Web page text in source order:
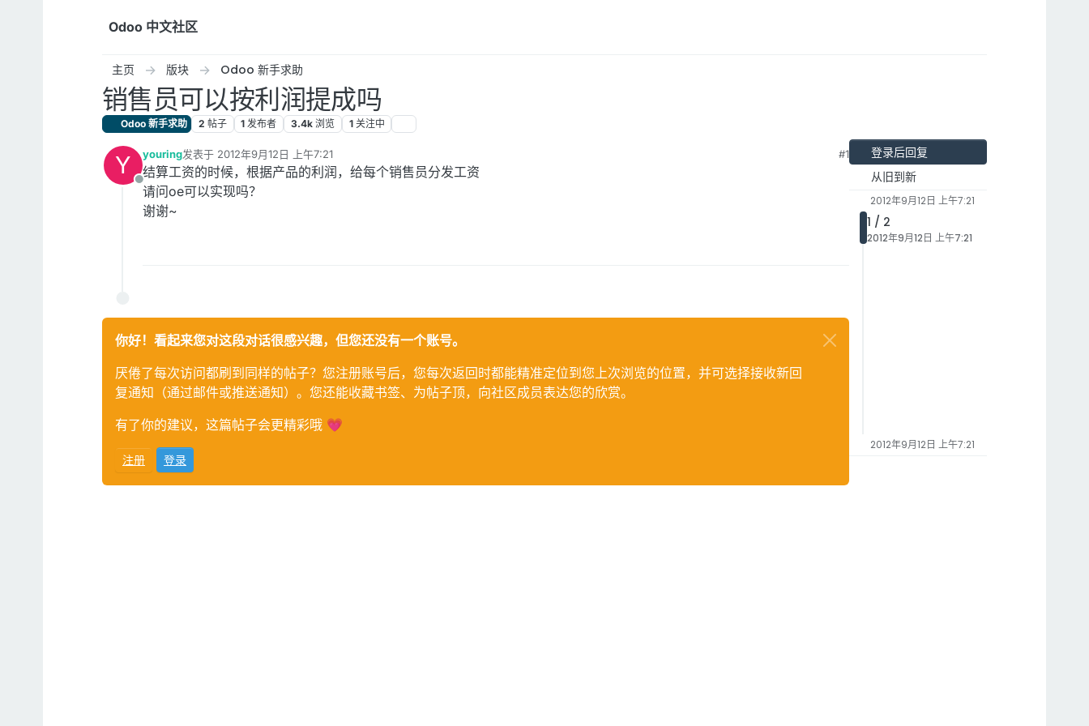
Odoo 中文社区
主页 版块 Odoo 新手求助
销售员可以按利润提成吗
Odoo 新手求助 2 帖子 1 发布者 3.4k 浏览 1 关注中
Y
离线
youring发表于 2012年9月12日 上午7:21
最后由 编辑
#1
结算工资的时候，根据产品的利润，给每个销售员分发工资
请问oe可以实现吗？
谢谢~
你好！看起来您对这段对话很感兴趣，但您还没有一个账号。
厌倦了每次访问都刷到同样的帖子？您注册账号后，您每次返回时都能精准定位到您上次浏览的位置，并可选择接收新回
复通知（通过邮件或推送通知）。您还能收藏书签、为帖子顶，向社区成员表达您的欣赏。
有了你的建议，这篇帖子会更精彩哦 💗
注册 登录
登录后回复
从旧到新
2012年9月12日 上午7:21
1 / 2
2012年9月12日 上午7:21
2012年9月12日 上午7:21